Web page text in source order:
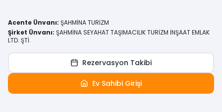
Acente Ünvanı: ŞAHMİNA TURİZM
Şirket Ünvanı: ŞAHMİNA SEYAHAT TAŞIMACILIK TURİZM İNŞAAT EMLAK
LTD. ŞTİ.
Rezervasyon Takibi
Ev Sahibi Girişi